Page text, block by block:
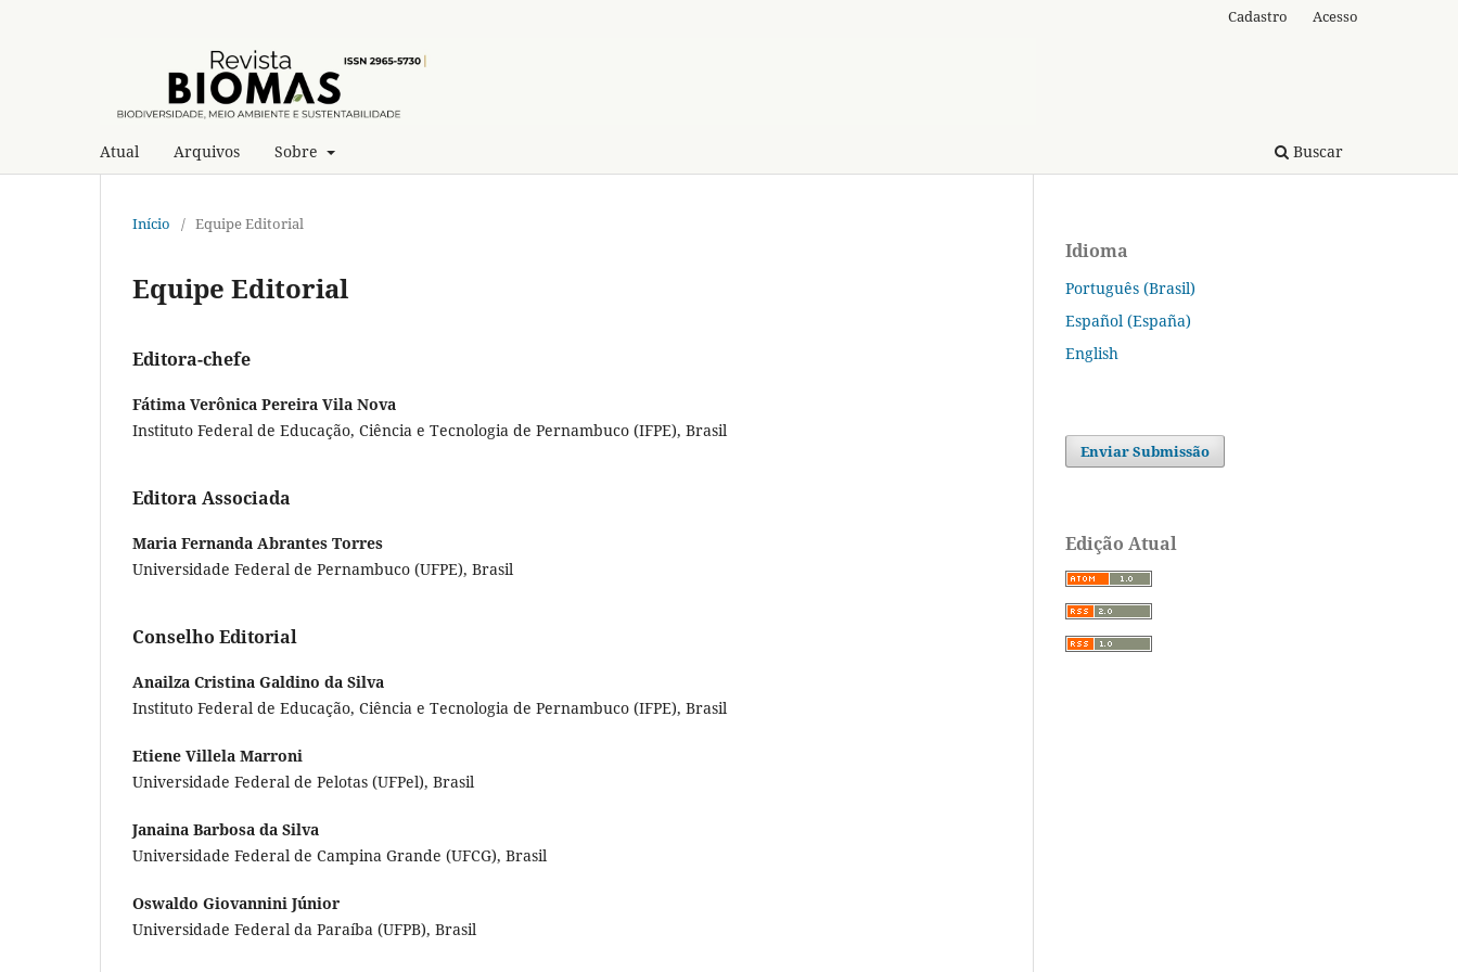
Atual Arquivos Sobre Buscar
Cadastro Acesso
Início / Equipe Editorial
Equipe Editorial
Editora-chefe
Fátima Verônica Pereira Vila Nova
Instituto Federal de Educação, Ciência e Tecnologia de Pernambuco (IFPE), Brasil
Editora Associada
Maria Fernanda Abrantes Torres
Universidade Federal de Pernambuco (UFPE), Brasil
Conselho Editorial
Anailza Cristina Galdino da Silva
Instituto Federal de Educação, Ciência e Tecnologia de Pernambuco (IFPE), Brasil
Etiene Villela Marroni
Universidade Federal de Pelotas (UFPel), Brasil
Janaina Barbosa da Silva
Universidade Federal de Campina Grande (UFCG), Brasil
Oswaldo Giovannini Júnior
Universidade Federal da Paraíba (UFPB), Brasil
Idioma
Português (Brasil)
Español (España)
English
Enviar Submissão
Edição Atual